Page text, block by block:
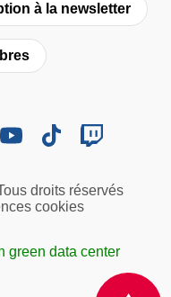
à la newsletter
droits réservés
cookies
green data center